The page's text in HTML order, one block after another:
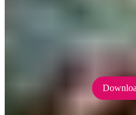
Download the